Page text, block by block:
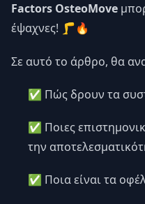
Factors OsteoMove
έψαχνες! 🦵🔥
Σε αυτό το άρθρο, θα
✅ Πώς δρουν τα
✅ Ποιες
την
✅ Ποια είναι τα